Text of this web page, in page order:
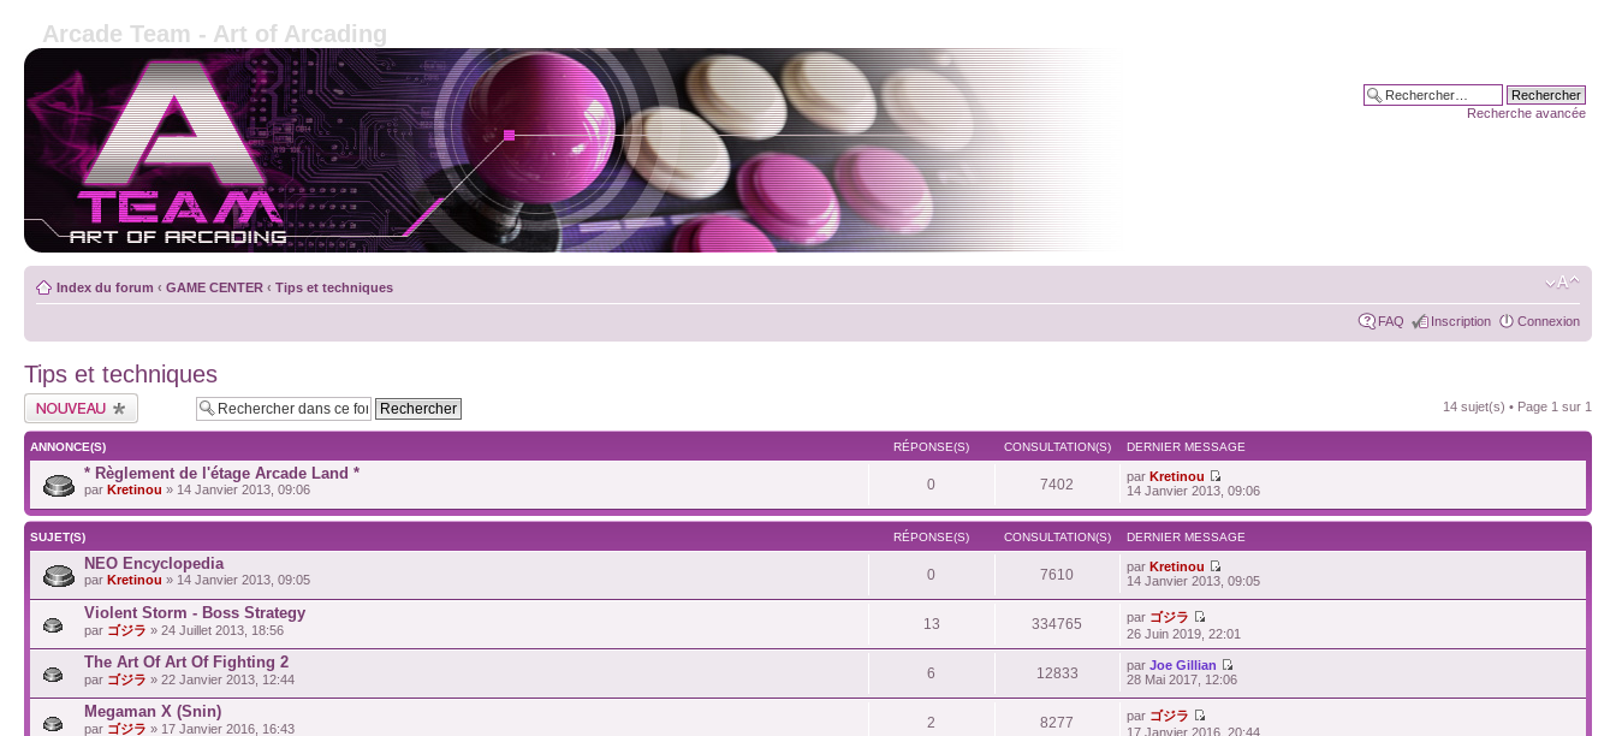
Arcade Team - Art of Arcading
Recherche avancée
Index du forum ‹ GAME CENTER ‹ Tips et techniques
FAQ Inscription Connexion
Tips et techniques
14 sujet(s) • Page 1 sur 1
ANNONCE(S) RÉPONSE(S) CONSULTATION(S) DERNIER MESSAGE
* Règlement de l'étage Arcade Land *
par Kretinou » 14 Janvier 2013, 09:06 0 7402 parKretinou
14 Janvier 2013, 09:06
SUJET(S) RÉPONSE(S) CONSULTATION(S) DERNIER MESSAGE
NEO Encyclopedia
par Kretinou » 14 Janvier 2013, 09:05 0 7610 parKretinou
14 Janvier 2013, 09:05
Violent Storm - Boss Strategy
par ゴジラ » 24 Juillet 2013, 18:56 13 334765 par ゴジラ
26 Juin 2019, 22:01
The Art Of Art Of Fighting 2
par ゴジラ » 22 Janvier 2013, 12:44 6 12833 parJoe Gillian
28 Mai 2017, 12:06
Megaman X (Snin)
par ゴジラ » 17 Janvier 2016, 16:43 2 8277 par ゴジラ
17 Janvier 2016, 20:44